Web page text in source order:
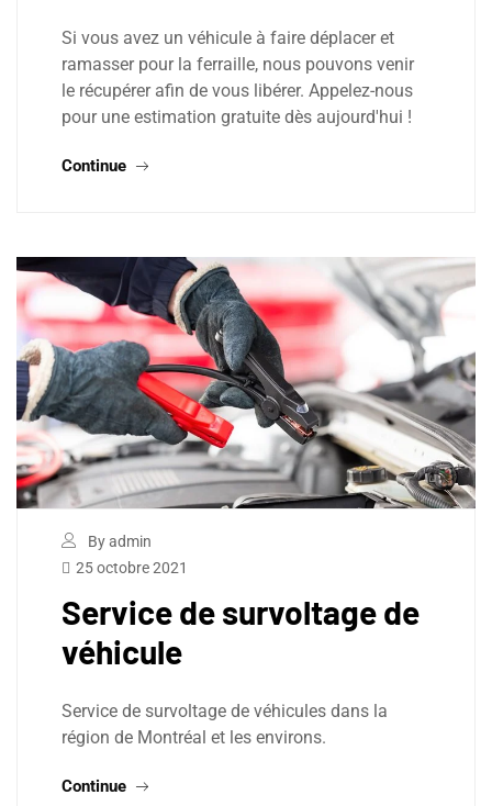
Si vous avez un véhicule à faire déplacer et
ramasser pour la ferraille, nous pouvons venir
le récupérer afin de vous libérer. Appelez-nous
pour une estimation gratuite dès aujourd'hui !
Continue
By admin
25 octobre 2021
Service de survoltage de
véhicule
Service de survoltage de véhicules dans la
région de Montréal et les environs.
Continue